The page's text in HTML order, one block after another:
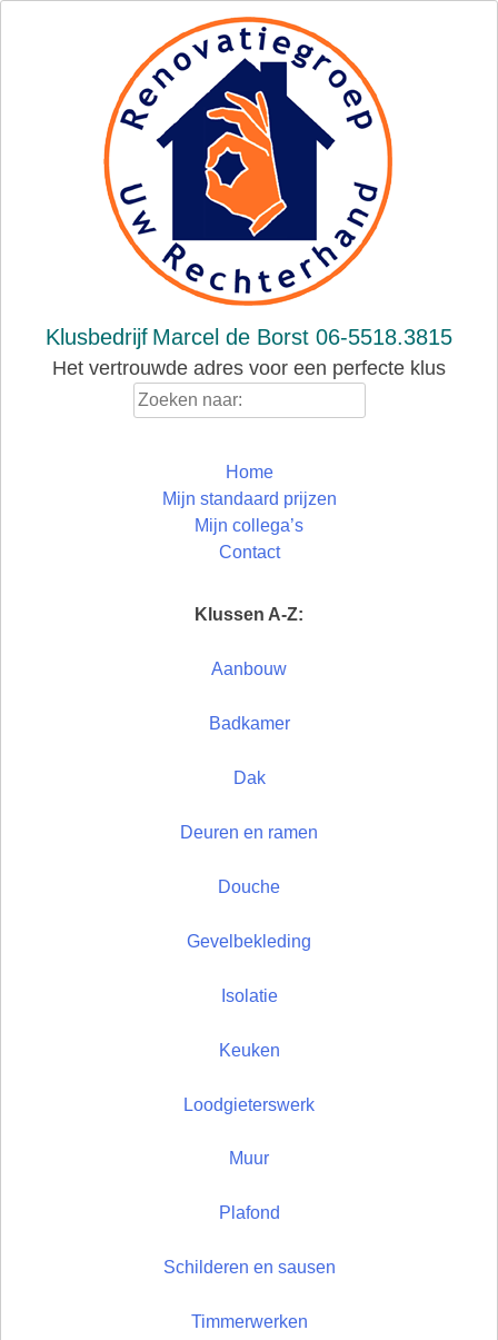
Klusbedrijf Marcel de Borst 06-5518.3815
Het vertrouwde adres voor een perfecte klus
Home
Mijn standaard prijzen
Mijn collega’s
Contact
Klussen A-Z:
Aanbouw
Badkamer
Dak
Deuren en ramen
Douche
Gevelbekleding
Isolatie
Keuken
Loodgieterswerk
Muur
Plafond
Schilderen en sausen
Timmerwerken